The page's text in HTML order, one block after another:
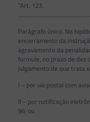
“Art. 123.
Parágrafo único. Na
encerramento da
agravamento da
formule, no prazo de dez
julgamento de que trata
I – por via postal com
II – por notificação
96; ou